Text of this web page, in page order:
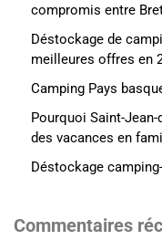
compromis entre
Déstockage de
meilleures offres en
Camping Pays
Pourquoi Saint-
des vacances en
Déstockage
Commentaires